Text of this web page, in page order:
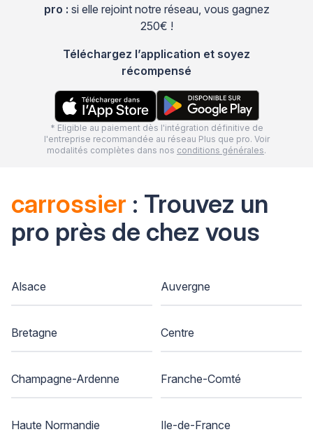
pro : si elle rejoint notre réseau, vous gagnez
250€ !
Téléchargez l’application et soyez
récompensé
* Eligible au paiement dès l'intégration définitive de
l'entreprise recommandée au réseau Plus que pro. Voir
modalités complètes dans nos conditions générales.
carrossier : Trouvez un
pro près de chez vous
Alsace Auvergne
Bretagne Centre
Champagne-Ardenne Franche-Comté
Haute Normandie Ile-de-France